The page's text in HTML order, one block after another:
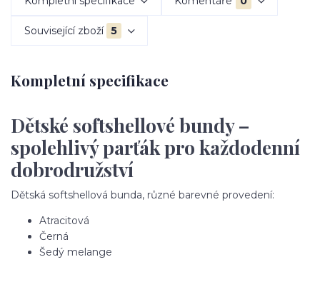
Související zboží 5
Kompletní specifikace
Dětské softshellové bundy –
spolehlivý parťák pro každodenní
dobrodružství
Dětská softshellová bunda, různé barevné provedení:
Atracitová
Černá
Šedý melange